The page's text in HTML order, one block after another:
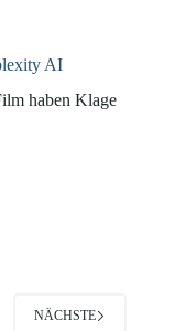
AI
haben Klage
NÄCHSTE